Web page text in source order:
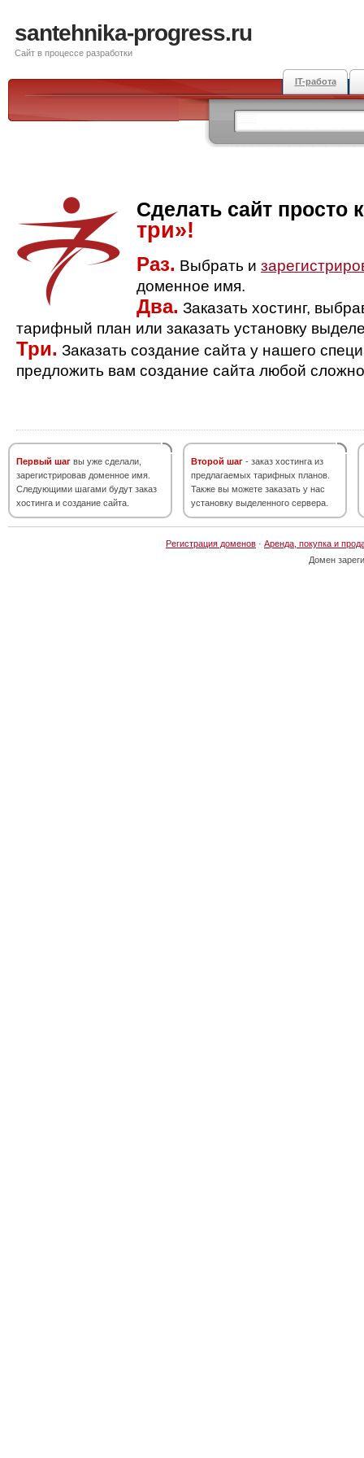
santehnika-progress.ru
Сайт в процессе разработки
IT-работа
Сделать сайт просто
три»!
Раз. Выбрать и
доменное имя.
Два. Заказать хостинг,
тарифный план или заказать установку
Три. Заказать создание сайта у нашего
предложить вам создание сайта любой
Первый шаг вы уже сделали,
зарегистрировав доменное имя.
Следующими шагами будут заказ
хостинга и создание сайта.
Второй шаг - заказ хостинга из
предлагаемых тарифных планов.
Также вы можете заказать у нас
установку выделенного сервера.
Регистрация доменов · Аренда, покупка и
Домен